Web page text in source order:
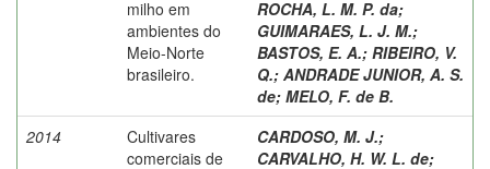
milho em
ambientes do
Meio-Norte
brasileiro.
ROCHA, L. M. P. da;
GUIMARAES, L. J. M.;
BASTOS, E. A.; RIBEIRO, V.
Q.; ANDRADE JUNIOR, A. S.
de; MELO, F. de B.
2014
Cultivares
comerciais de
CARDOSO, M. J.;
CARVALHO, H. W. L. de;